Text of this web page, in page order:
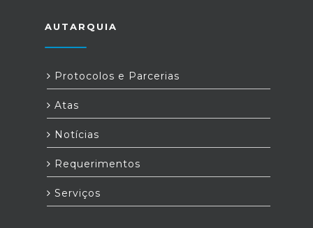
AUTARQUIA
Protocolos e Parcerias
Atas
Notícias
Requerimentos
Serviços